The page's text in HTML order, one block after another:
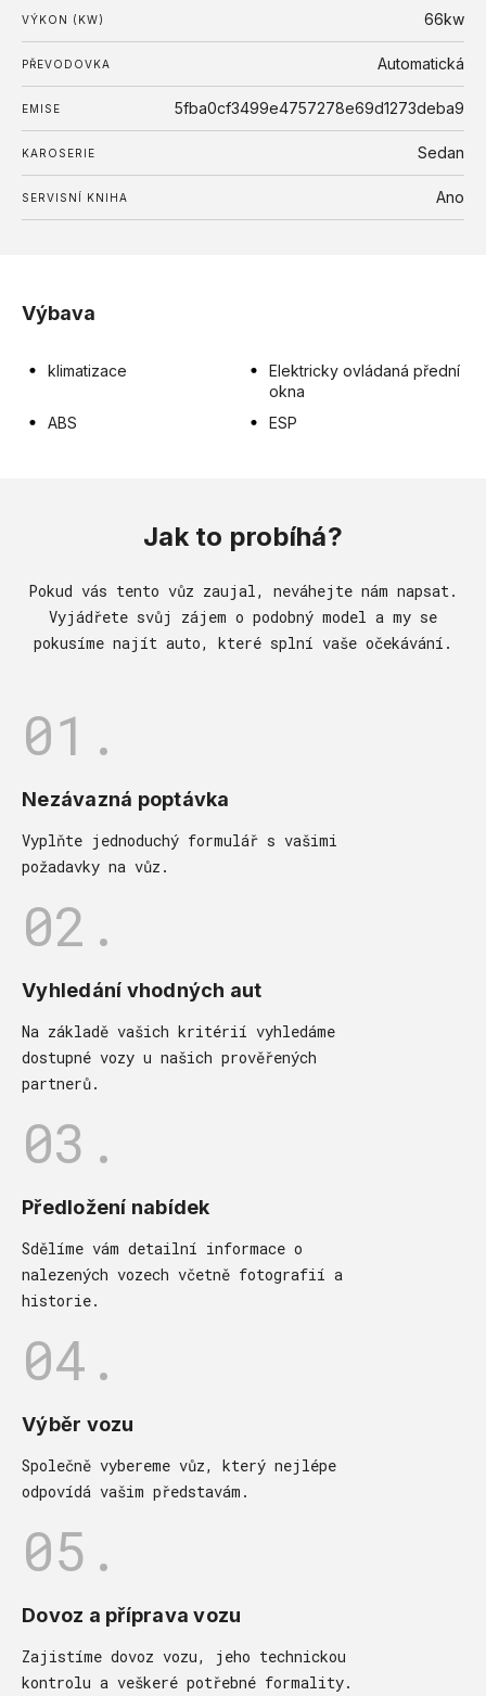
VÝKON (KW) 66kw
PŘEVODOVKA Automatická
EMISE 5fba0cf3499e4757278e69d1273deba9
KAROSERIE Sedan
SERVISNÍ KNIHA Ano
Výbava
klimatizace
Elektricky ovládaná přední
okna
ABS
ESP
Jak to probíhá?
Pokud vás tento vůz zaujal, neváhejte nám napsat.
Vyjádřete svůj zájem o podobný model a my se
pokusíme najít auto, které splní vaše očekávání.
01.
Nezávazná poptávka
Vyplňte jednoduchý formulář s vašimi
požadavky na vůz.
02.
Vyhledání vhodných aut
Na základě vašich kritérií vyhledáme
dostupné vozy u našich prověřených
partnerů.
03.
Předložení nabídek
Sdělíme vám detailní informace o
nalezených vozech včetně fotografií a
historie.
04.
Výběr vozu
Společně vybereme vůz, který nejlépe
odpovídá vašim představám.
05.
Dovoz a příprava vozu
Zajistíme dovoz vozu, jeho technickou
kontrolu a veškeré potřebné formality.